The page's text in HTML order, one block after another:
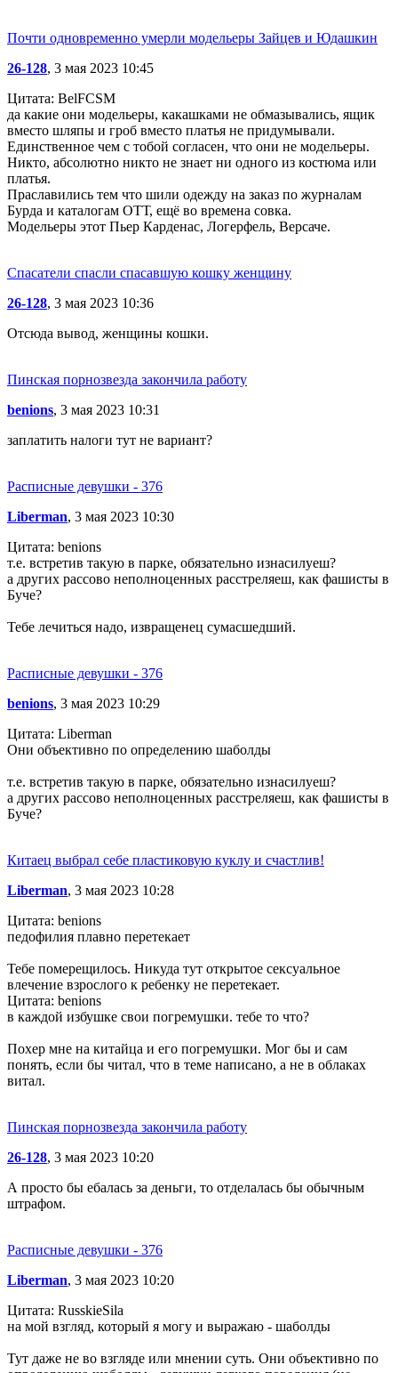
Почти одновременно умерли модельеры Зайцев и Юдашкин
26-128, 3 мая 2023 10:45
Цитата: BelFCSM
да какие они модельеры, какашками не обмазывались, ящик
вместо шляпы и гроб вместо платья не придумывали.
Единственное чем с тобой согласен, что они не модельеры.
Никто, абсолютно никто не знает ни одного из костюма или
платья.
Праславились тем что шили одежду на заказ по журналам
Бурда и каталогам ОТТ, ещё во времена совка.
Модельеры этот Пьер Карденас, Логерфель, Версаче.
Спасатели спасли спасавшую кошку женщину
26-128, 3 мая 2023 10:36
Отсюда вывод, женщины кошки.
Пинская порнозвезда закончила работу
benions, 3 мая 2023 10:31
заплатить налоги тут не вариант?
Расписные девушки - 376
Liberman, 3 мая 2023 10:30
Цитата: benions
т.е. встретив такую в парке, обязательно изнасилуеш?
а других рассово неполноценных расстреляеш, как фашисты в
Буче?
Тебе лечиться надо, извращенец сумасшедший.
Расписные девушки - 376
benions, 3 мая 2023 10:29
Цитата: Liberman
Они объективно по определению шаболды
т.е. встретив такую в парке, обязательно изнасилуеш?
а других рассово неполноценных расстреляеш, как фашисты в
Буче?
Китаец выбрал себе пластиковую куклу и счастлив!
Liberman, 3 мая 2023 10:28
Цитата: benions
педофилия плавно перетекает
Тебе померещилось. Никуда тут открытое сексуальное
влечение взрослого к ребенку не перетекает.
Цитата: benions
в каждой избушке свои погремушки. тебе то что?
Похер мне на китайца и его погремушки. Мог бы и сам
понять, если бы читал, что в теме написано, а не в облаках
витал.
Пинская порнозвезда закончила работу
26-128, 3 мая 2023 10:20
А просто бы ебалась за деньги, то отделалась бы обычным
штрафом.
Расписные девушки - 376
Liberman, 3 мая 2023 10:20
Цитата: RusskieSila
на мой взгляд, который я могу и выражаю - шаболды
Тут даже не во взгляде или мнении суть. Они объективно по